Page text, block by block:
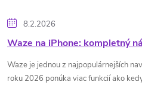
8.2.2026
Waze na iPhone: kompletný
Waze je jednou z najpopulárnejších
roku 2026 ponúka viac funkcií ako